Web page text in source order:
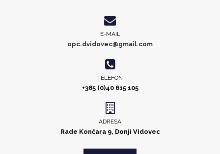
E-MAIL
opc.dvidovec@gmail.com
TELEFON
+385 (0)40 615 105
ADRESA
Rade Končara 9, Donji Vidovec